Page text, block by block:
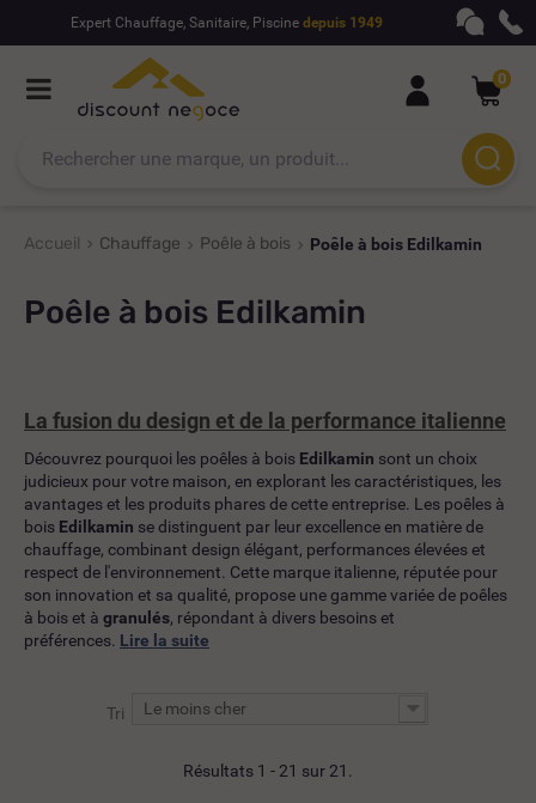
Expert Chauffage, Sanitaire, Piscine depuis 1949
0
Accueil Chauffage Poêle à bois Poêle à bois Edilkamin
Poêle à bois Edilkamin
La fusion du design et de la performance italienne
Découvrez pourquoi les poêles à bois Edilkamin sont un choix
judicieux pour votre maison, en explorant les caractéristiques, les
avantages et les produits phares de cette entreprise. Les poêles à
bois Edilkamin se distinguent par leur excellence en matière de
chauffage, combinant design élégant, performances élevées et
respect de l'environnement. Cette marque italienne, réputée pour
son innovation et sa qualité, propose une gamme variée de poêles
à bois et à granulés, répondant à divers besoins et
préférences. Lire la suite
Tri Le moins cher
Résultats 1 - 21 sur 21.